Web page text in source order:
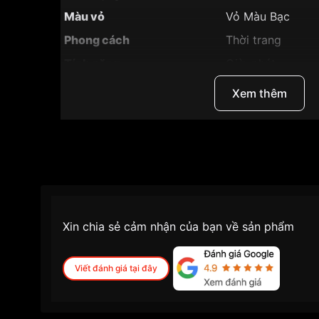
Màu vỏ
Vỏ Màu Bạc
Phong cách
Thời trang
5mm
Mặt đen
Xem thêm
Xin chia sẻ cảm nhận của bạn về sản phẩm
Viết đánh giá tại đây